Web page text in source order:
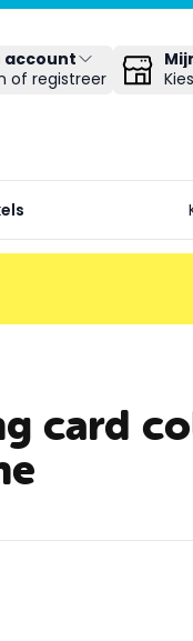
account
of registreer
card